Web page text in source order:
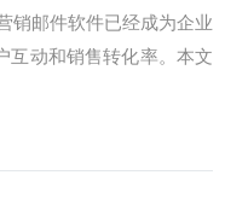
销邮件软件已经成为企业
互动和销售转化率。本文